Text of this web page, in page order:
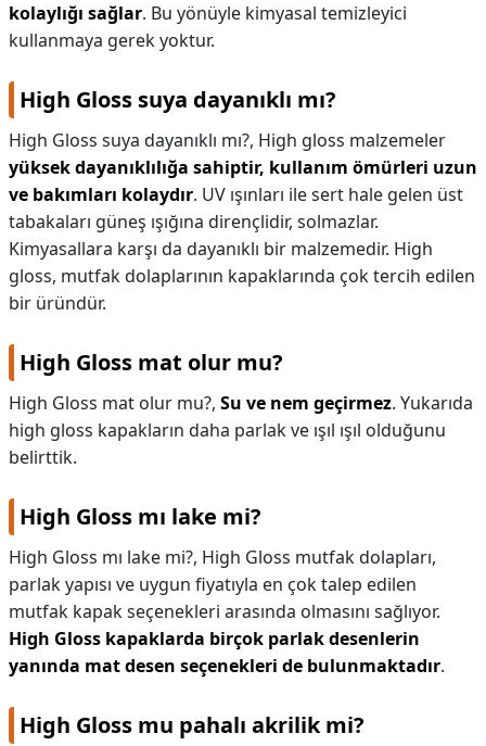
kolaylığı sağlar. Bu yönüyle kimyasal temizleyici
kullanmaya gerek yoktur.
High Gloss suya dayanıklı mı?
High Gloss suya dayanıklı mı?, High gloss malzemeler
yüksek dayanıklılığa sahiptir, kullanım ömürleri uzun
ve bakımları kolaydır. UV ışınları ile sert hale gelen üst
tabakaları güneş ışığına dirençlidir, solmazlar.
Kimyasallara karşı da dayanıklı bir malzemedir. High
gloss, mutfak dolaplarının kapaklarında çok tercih edilen
bir üründür.
High Gloss mat olur mu?
High Gloss mat olur mu?, Su ve nem geçirmez. Yukarıda
high gloss kapakların daha parlak ve ışıl ışıl olduğunu
belirttik.
High Gloss mı lake mi?
High Gloss mı lake mi?, High Gloss mutfak dolapları,
parlak yapısı ve uygun fiyatıyla en çok talep edilen
mutfak kapak seçenekleri arasında olmasını sağlıyor.
High Gloss kapaklarda birçok parlak desenlerin
yanında mat desen seçenekleri de bulunmaktadır.
High Gloss mu pahalı akrilik mi?